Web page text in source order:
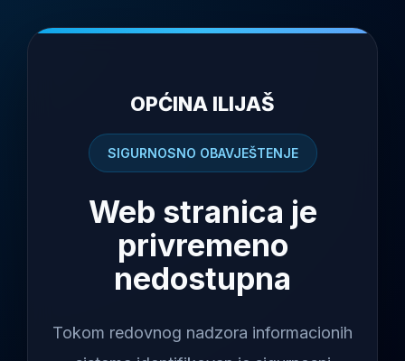
OPĆINA ILIJAŠ
SIGURNOSNO OBAVJEŠTENJE
Web stranica je
privremeno
nedostupna
Tokom redovnog nadzora informacionih